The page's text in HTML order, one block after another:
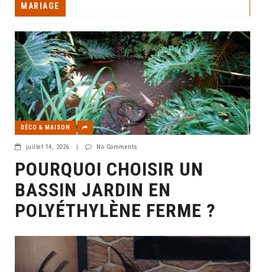
MARIAGE
DÉCO & MAISON
juillet 14, 2026 | No Comments
POURQUOI CHOISIR UN
BASSIN JARDIN EN
POLYÉTHYLÈNE FERME ?